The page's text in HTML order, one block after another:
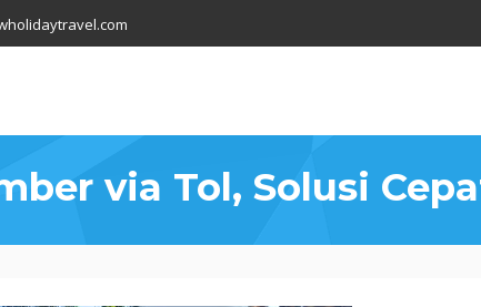
via Tol, Solusi